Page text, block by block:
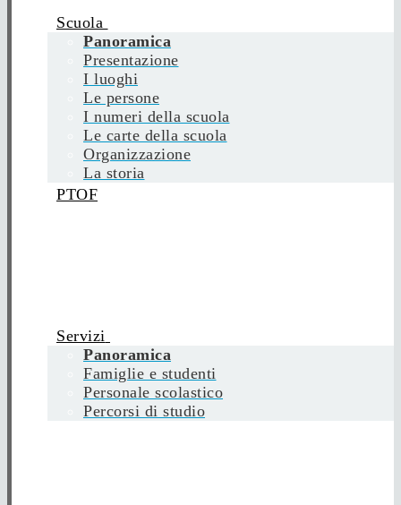
Scuola
Panoramica
Presentazione
I luoghi
Le persone
I numeri della scuola
Le carte della scuola
Organizzazione
La storia
PTOF
Servizi
Panoramica
Famiglie e studenti
Personale scolastico
Percorsi di studio